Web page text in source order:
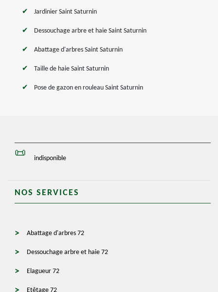
Jardinier Saint Saturnin
Dessouchage arbre et haie Saint Saturnin
Abattage d'arbres Saint Saturnin
Taille de haie Saint Saturnin
Pose de gazon en rouleau Saint Saturnin
indisponible
NOS SERVICES
Abattage d'arbres 72
Dessouchage arbre et haie 72
Elagueur 72
Etêtage 72